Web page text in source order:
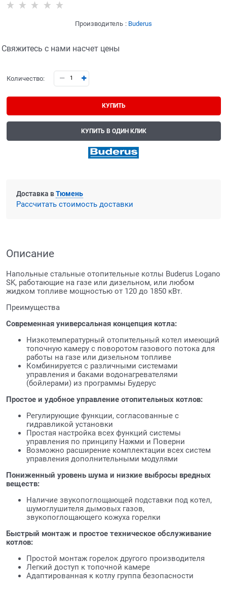
Производитель : Buderus
Свяжитесь с нами насчет цены
Количество:
КУПИТЬ
КУПИТЬ В ОДИН КЛИК
Доставка вТюмень
Рассчитать стоимость доставки
Описание
Напольные стальные отопительные котлы Buderus Logano
SK, работающие на газе или дизельном, или любом
жидком топливе мощностью от 120 до 1850 кВт.
Преимущества
Современная универсальная концепция котла:
Низкотемпературный отопительный котел имеющий
топочную камеру с поворотом газового потока для
работы на газе или дизельном топливе
Комбинируется с различными системами
управления и баками водонагревателями
(бойлерами) из программы Будерус
Простое и удобное управление отопительных котлов:
Регулирующие функции, согласованные с
гидравликой установки
Простая настройка всех функций системы
управления по принципу Нажми и Поверни
Возможно расширение комплектации всех систем
управления дополнительными модулями
Пониженный уровень шума и низкие выбросы вредных
веществ:
Наличие звукопоглощающей подставки под котел,
шумоглушителя дымовых газов,
звукопоглощающего кожуха горелки
Быстрый монтаж и простое техническое обслуживание
котлов:
Простой монтаж горелок другого производителя
Легкий доступ к топочной камере
Адаптированная к котлу группа безопасности